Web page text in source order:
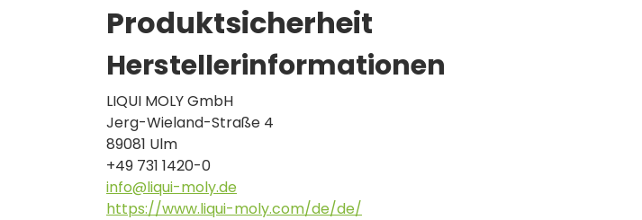
Produktsicherheit
Herstellerinformationen
LIQUI MOLY GmbH
Jerg-Wieland-Straße 4
89081 Ulm
+49 731 1420-0
info@liqui-moly.de
https://www.liqui-moly.com/de/de/